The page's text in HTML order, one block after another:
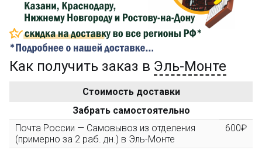
...на следующий заказ
Золотая скидка
персональная
10%
3000 рублей, Вы получите постоянную скидку на все
повторные заказы - 10%
Как получить заказ в Эль-Монте
Стоимость доставки
Забрать самостоятельно
Почта России — Самовывоз из отделения
(примерно за 2 раб. дн.) в Эль-Монте
600₽